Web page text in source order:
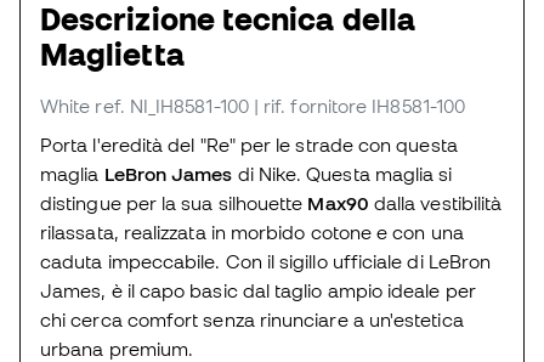
Descrizione tecnica della
Maglietta
White ref. NI_IH8581-100 | rif. fornitore IH8581-100
Porta l'eredità del "Re" per le strade con questa
maglia LeBron James di Nike. Questa maglia si
distingue per la sua silhouette Max90 dalla vestibilità
rilassata, realizzata in morbido cotone e con una
caduta impeccabile. Con il sigillo ufficiale di LeBron
James, è il capo basic dal taglio ampio ideale per
chi cerca comfort senza rinunciare a un'estetica
urbana premium.